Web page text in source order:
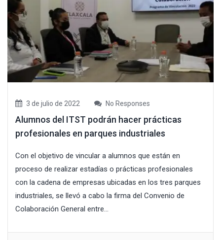
3 de julio de 2022 No Responses
Alumnos del ITST podrán hacer prácticas
profesionales en parques industriales
Con el objetivo de vincular a alumnos que están en
proceso de realizar estadías o prácticas profesionales
con la cadena de empresas ubicadas en los tres parques
industriales, se llevó a cabo la firma del Convenio de
Colaboración General entre...